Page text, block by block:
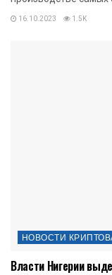
16.10.2023 1.5K
НОВОСТИ
Власти Нигерии